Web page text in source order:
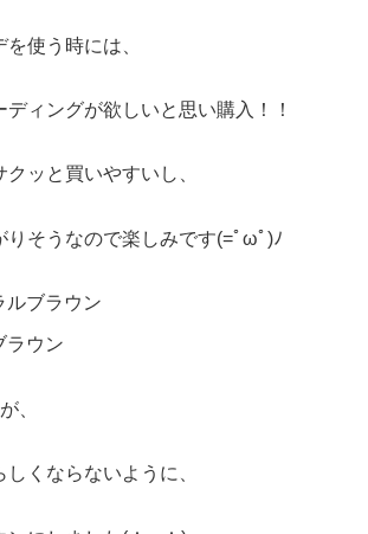
使う時には、
ディングが欲しいと思い購入！！
ッと買いやすいし、
りそうなので楽しみです(=ﾟωﾟ)ﾉ
ルブラウン
ラウン
、
くならないように、